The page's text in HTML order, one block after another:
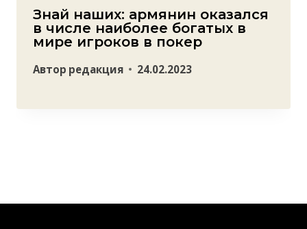
Знай наших: армянин оказался
в числе наиболее богатых в
мире игроков в покер
Автор редакция 24.02.2023